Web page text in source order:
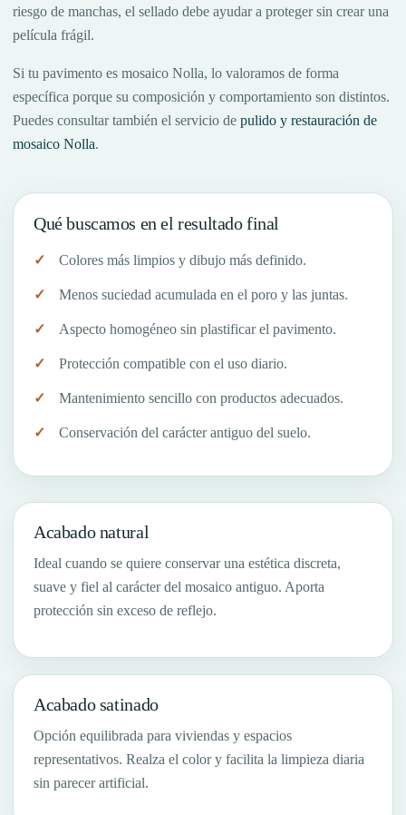
riesgo de manchas, el sellado debe ayudar a proteger sin crear una
película frágil.
Si tu pavimento es mosaico Nolla, lo valoramos de forma
específica porque su composición y comportamiento son distintos.
Puedes consultar también el servicio de pulido y restauración de
mosaico Nolla.
Qué buscamos en el resultado final
Colores más limpios y dibujo más definido.
Menos suciedad acumulada en el poro y las juntas.
Aspecto homogéneo sin plastificar el pavimento.
Protección compatible con el uso diario.
Mantenimiento sencillo con productos adecuados.
Conservación del carácter antiguo del suelo.
Acabado natural
Ideal cuando se quiere conservar una estética discreta,
suave y fiel al carácter del mosaico antiguo. Aporta
protección sin exceso de reflejo.
Acabado satinado
Opción equilibrada para viviendas y espacios
representativos. Realza el color y facilita la limpieza diaria
sin parecer artificial.